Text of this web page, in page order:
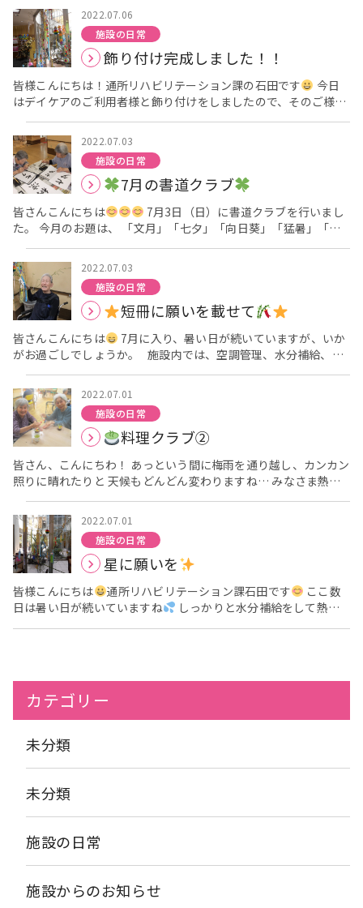
っていただきます。 普段のおやつよりも豪華な日なので、 皆さ
ん「美味しいわ～」「ご馳走様でした、ありがとうね！」 と喜ん
でくださりました
こちらが出来上がりです
くさん！バナナ、メロン、みかん、キウイ、ベリーを飾っていま
す♪ もう少し、赤色があればもっと華やかになったかなと反省し
ております
次回のブログもお楽しみにお待ちくださいね☆彡
栄養課 岡本
日とされています。 老健アーバンケアでは、献立に素麺を組んで
お祝いしました！ ～本日の献立～ おかかおにぎり 三色素麺 天ぷ
ら・天つゆ 切り干し大根の煮物 今日のお昼、ご利用者様が召し
上がっておられるご様子です。 お一人お一人に合わせた食事形態
で提供しています
に笹が置かれ、 願い事を書いていただいた短冊や七夕にちなんだ
飾り物も飾っています
このままの天気が続くと、今日は
天の川を眺められそうですね
皆さんの願いが叶いますよう
に…
栄養課 岡本
2022.07.06
施設の日常
飾り付け完成しました！！
皆様こんにちは！通所リハビリテーション課の石田です
今日
はデイケアのご利用者様と飾り付けをしましたので、そのご様子
をお届けいたします
「こんなん久しぶりやなぁ～！」 「どこ
に飾ろかな・・・」 「もっとこっちに付けたいなぁ～！」 な
ど、色々と工夫され飾ってくださいました
いかがでしょうか！？ 撮り方がイマイチなのは・・・
天気も良くなってきましたので、良い七夕になります様に☆彡 皆
様のお願い事が叶いますように
待ちください
2022.07.03
施設の日常
7月の書道クラブ
皆さんこんにちは
7月3日（日）に書道クラブを行いまし
た。 今月のお題は、 「文月」「七夕」「向日葵」「猛暑」「納
涼」「朝顔」「西瓜」の 7項目を取り上げ、その中からご自身
で、お題を選んで、 書いて頂きました。 皆様、真剣に一生懸命
書いて下さり、 「先生！もう一枚！」「他のお手本ちょうだ
い！」と意欲的に 取り組んで下さっていました。 「楽しかった
よ」「また来月もね」と 先月同様に「次も頑張って書くよ」と意
欲を燃やして下さるコメントに 感謝です。 来月の書道クラブも
ご期待あれ
生活介護課 水掫
2022.07.03
施設の日常
短冊に願いを載せて
皆さんこんにちは
7月に入り、暑い日が続いていますが、いか
がお過ごしでしょうか。 施設内では、空調管理、水分補給、衣
類の調整を 行い、脱水や熱中症の予防に努めています。 話は変
わって、6月末に笹飾りの笹が届き、ご利用者様には短冊に願い
皆さんの願い事が成就しますように
課 水掫
2022.07.01
施設の日常
料理クラブ②
皆さん、こんにちわ！ あっという間に梅雨を通り越し、カンカン
照りに晴れたりと 天候もどんどん変わりますね… みなさま熱中
症には気を付けてお過ごしください
老健アーバンケアで
は、先日も料理クラブを行います！ それでは、料理クラブの様子
をご覧ください～
料理クラブでは、麻痺がある方にも参加し
ていただけるよう、 片手でもできる作業も取り入れるようにして
います！ 「私、その果物切っていいかしら？」、「切り方、こ
れで合ってるかな」 などと、たくさんの方が積極的に参加してく
ださいます
皆さん、美味しく召し上がってくださいました！
「いつもと違っていいわ～」 と仰って下さる方が多くいました
(#^^#) 写真撮影の際、周りの利用者様も一緒に盛り上げて下さ
2022.07.01
施設の日常
星に願いを
皆様こんにちは 通所リハビリテーション課石田です
ここ数
日は暑い日が続いていますね
しっかりと水分補給をして熱中
書いてくださっています
りますので、まだまだたくさん飾りを付けて 短冊も書いていただ
こうと思っています！ 飾り付けが完成したお写真もブログに載せ
られればと思っております
カテゴリー
未分類
未分類
施設の日常
施設からのお知らせ